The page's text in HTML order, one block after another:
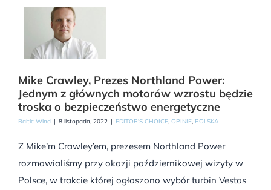
Mike Crawley, Prezes Northland Power:
Jednym z głównych motorów wzrostu będzie
troska o bezpieczeństwo energetyczne
Baltic Wind | 8 listopada, 2022 | EDITOR'S CHOICE OPINIE POLSKA
Z Mike’m Crawley’em, prezesem Northland Power
rozmawialiśmy przy okazji październikowej wizyty w
Polsce, w trakcie której ogłoszono wybór turbin Vestas